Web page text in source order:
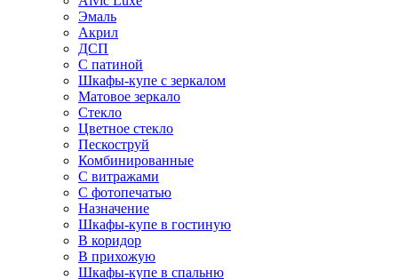
Эмаль
Акрил
ДСП
С патиной
Шкафы-купе с зеркалом
Матовое зеркало
Стекло
Цветное стекло
Пескоструй
Комбинированные
С витражами
С фотопечатью
Назначение
Шкафы-купе в гостиную
В коридор
В прихожую
Шкафы-купе в спальню